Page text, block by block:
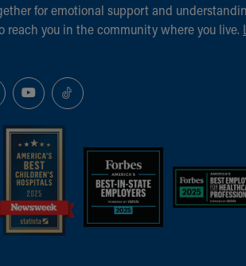
for emotional support and
reach you in the community where you live.